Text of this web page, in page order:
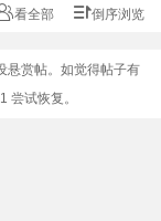
看全部 倒序浏览
悬赏帖。如觉得帖子有
尝试恢复。